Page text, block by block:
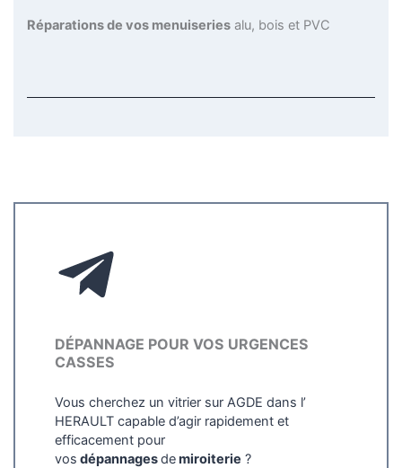
Réparations de vos menuiseries alu, bois et PVC
DÉPANNAGE POUR VOS URGENCES
CASSES
Vous cherchez un vitrier sur AGDE dans l’
HERAULT capable d’agir rapidement et
efficacement pour
vos dépannagesdemiroiterie ?